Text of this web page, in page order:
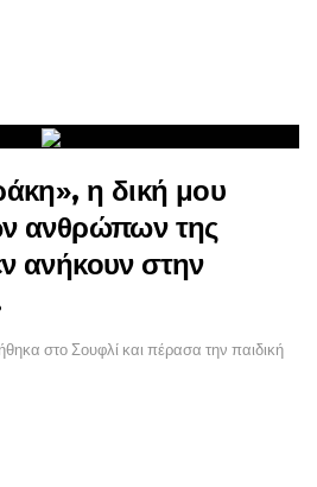
η δική μου
ανθρώπων της
ανήκουν στην
στο Σουφλί και πέρασα την παιδική